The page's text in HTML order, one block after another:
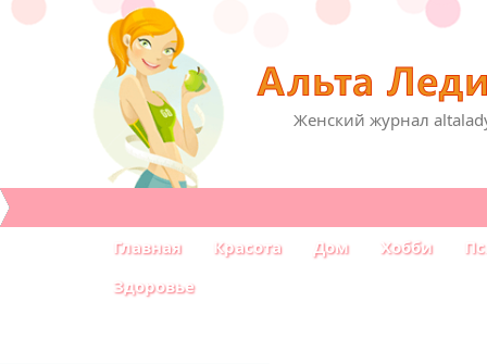
Женский журнал
Главная Красота Дом Хобби
Здоровье